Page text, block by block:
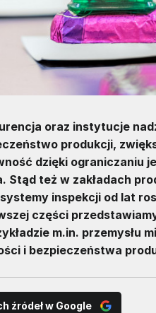
oraz instytucje
produkcji,
dzięki ograniczaniu
Stąd też w zakładach
inspekcji od lat
części
m.in. przemysłu
i bezpieczeństwa
źródeł w Google